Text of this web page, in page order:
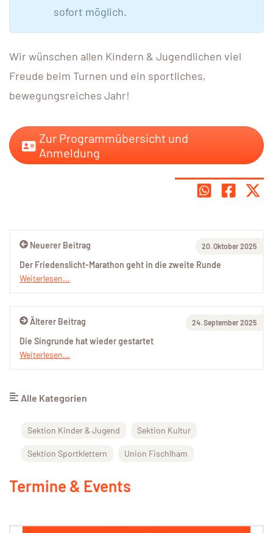
sofort möglich.
Wir wünschen allen Kindern & Jugendlichen viel
Freude beim Turnen und ein sportliches,
bewegungsreiches Jahr!
Zur Programmübersicht und
Anmeldung
Älterer Beitrag 24. September 2025
Die Singrunde hat wieder gestartet
Weiterlesen...
Neuerer Beitrag 20. Oktober 2025
Der Friedenslicht-Marathon geht in die zweite Runde
Weiterlesen...
Alle Kategorien
Sektion Kinder & Jugend Sektion Kultur
Sektion Sportklettern Union Fischlham
Termine & Events